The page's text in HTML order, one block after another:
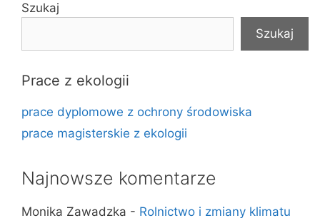
Szukaj
Szukaj
Prace z ekologii
prace dyplomowe z ochrony środowiska
prace magisterskie z ekologii
Najnowsze komentarze
Monika Zawadzka - Rolnictwo i zmiany klimatu